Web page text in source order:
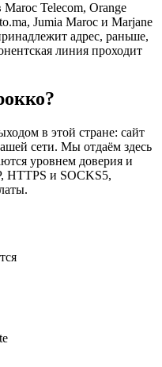
Telecom, Orange
Jumia Maroc и Marjane
адрес, раньше,
линия проходит
в этой стране: сайт
сети. Мы отдаём здесь
уровнем доверия и
HTTPS и SOCKS5,